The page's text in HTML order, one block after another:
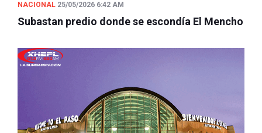
NACIONAL 25/05/2026 6:42 AM
Subastan predio donde se escondía El Mencho